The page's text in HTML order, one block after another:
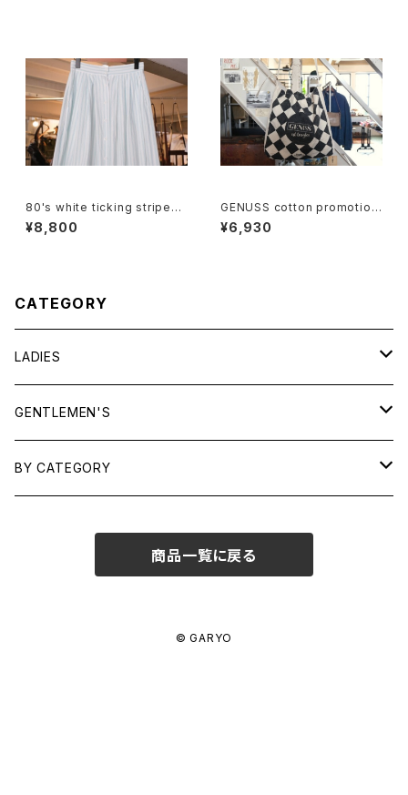
80's white ticking striped
cotton flared Skirt
¥8,800
GENUSS cotton promotion
al shoulder Bag
¥6,930
CATEGORY
LADIES
TOPS
SHIRTS
OUTERWEAR
GENTLEMEN'S
TOPS
BY CATEGORY
商品一覧に戻る
© GARYO